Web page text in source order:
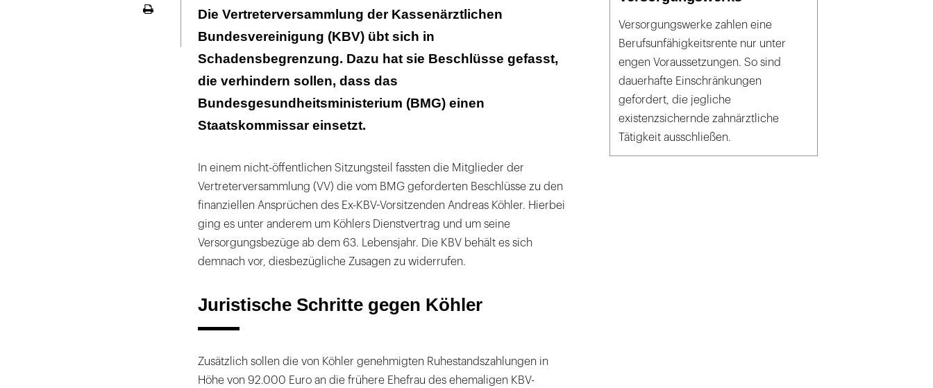
Juristische Schritte gegen Köhler
Verdacht der Untreue
Windige Immobiliengeschäfte
Grundsatzpapier "KBV 2020"
Die Vertreterversammlung der Kassenärztlichen
Bundesvereinigung (KBV) übt sich in
Schadensbegrenzung. Dazu hat sie Beschlüsse gefasst,
die verhindern sollen, dass das
Bundesgesundheitsministerium (BMG) einen
Staatskommissar einsetzt.
In einem nicht-öffentlichen Sitzungsteil fassten die Mitglieder der
Vertreterversammlung (VV) die vom BMG geforderten Beschlüsse zu den
finanziellen Ansprüchen des Ex-KBV-Vorsitzenden Andreas Köhler. Hierbei
ging es unter anderem um Köhlers Dienstvertrag und um seine
Versorgungsbezüge ab dem 63. Lebensjahr. Die KBV behält es sich
demnach vor, diesbezügliche Zusagen zu widerrufen.
Juristische Schritte gegen Köhler
Zusätzlich sollen die von Köhler genehmigten Ruhestandszahlungen in
Höhe von 92.000 Euro an die frühere Ehefrau des ehemaligen KBV-
Versorgungswerke zahlen eine
Berufsunfähigkeitsrente nur unter
engen Voraussetzungen. So sind
dauerhafte Einschränkungen
gefordert, die jegliche
existenzsichernde zahnärztliche
Tätigkeit ausschließen.